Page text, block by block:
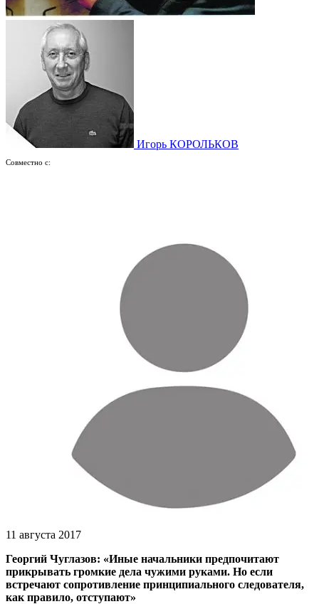
Игорь КОРОЛЬКОВ
Совместно с:
11 августа 2017
Георгий Чуглазов: «Иные начальники предпочитают
прикрывать громкие дела чужими руками. Но если
встречают сопротивление принципиального следователя,
как правило, отступают»